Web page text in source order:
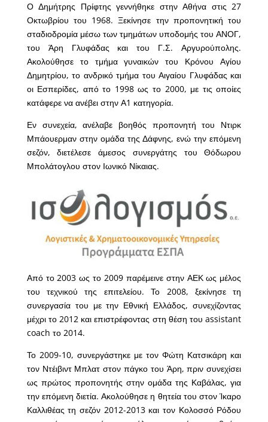
Ο Δημήτρης Πρίφτης γεννήθηκε στην Αθήνα στις 27
Οκτωβρίου του 1968. Ξεκίνησε την προπονητική του
σταδιοδρομία μέσω των τμημάτων υποδομής του ΑΝΟΓ,
του Άρη Γλυφάδας και του Γ.Σ. Αργυρούπολης.
Ακολούθησε το τμήμα γυναικών του Κρόνου Αγίου
Δημητρίου, το ανδρικό τμήμα του Αιγαίου Γλυφάδας και
οι Εσπερίδες, από το 1998 ως το 2000, με τις οποίες
κατάφερε να ανέβει στην Α1 κατηγορία.
Εν συνεχεία, ανέλαβε βοηθός προπονητή του Ντιρκ
Μπάουερμαν στην ομάδα της Δάφνης, ενώ την επόμενη
σεζόν, διετέλεσε άμεσος συνεργάτης του Θόδωρου
Μπολάτογλου στον Ιωνικό Νίκαιας.
Από το 2003 ως το 2009 παρέμεινε στην ΑΕΚ ως μέλος
του τεχνικού της επιτελείου. Το 2008, ξεκίνησε τη
συνεργασία του με την Εθνική Ελλάδος, συνεχίζοντας
μέχρι το 2012 και επιστρέφοντας στη θέση του assistant
coach το 2014.
Το 2009-10, συνεργάστηκε με τον Φώτη Κατσικάρη και
τον Ντέιβιντ Μπλατ στον πάγκο του Άρη, πριν συνεχίσει
ως πρώτος προπονητής στην ομάδα της Καβάλας, για
την επόμενη διετία. Ακολούθησε η θητεία του στον Ίκαρο
Καλλιθέας τη σεζόν 2012-2013 και τον Κολοσσό Ρόδου